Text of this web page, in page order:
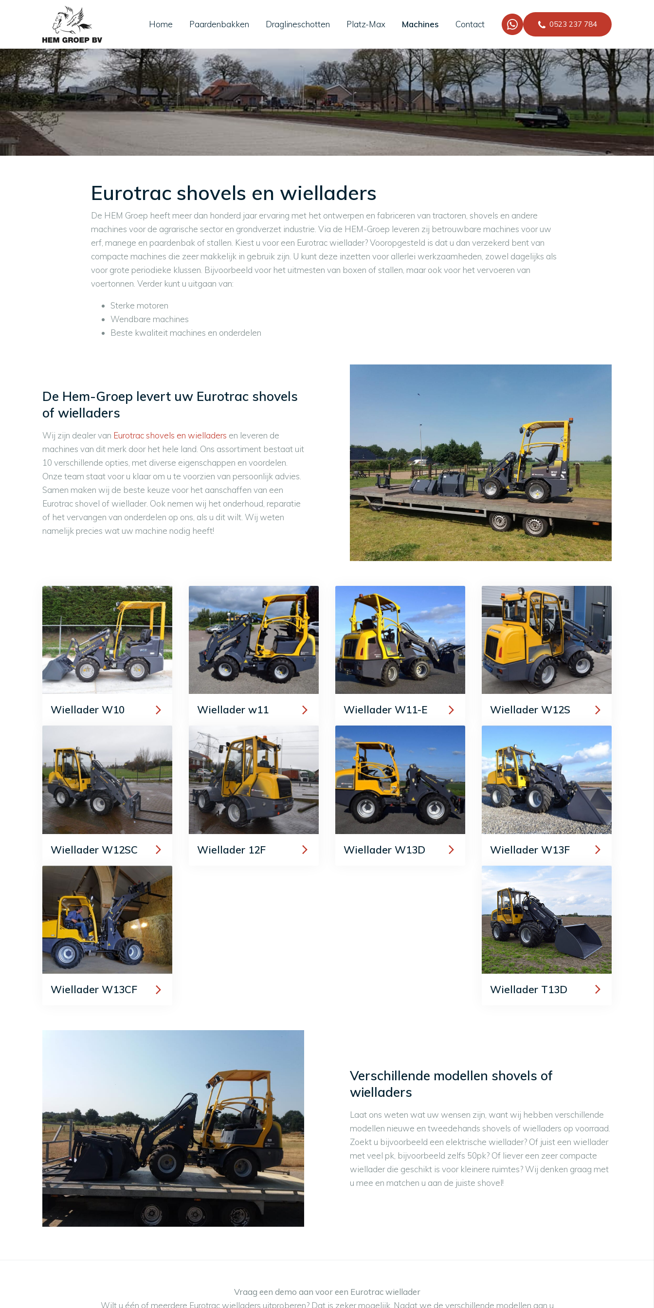
Home Paardenbakken Draglineschotten Platz-Max Machines Contact 0523 237 784
Eurotrac shovels en wielladers
De HEM Groep heeft meer dan honderd jaar ervaring met het ontwerpen en fabriceren van tractoren, shovels en andere
machines voor de agrarische sector en grondverzet industrie. Via de HEM-Groep leveren zij betrouwbare machines voor uw
erf, manege en paardenbak of stallen. Kiest u voor een Eurotrac wiellader? Vooropgesteld is dat u dan verzekerd bent van
compacte machines die zeer makkelijk in gebruik zijn. U kunt deze inzetten voor allerlei werkzaamheden, zowel dagelijks als
voor grote periodieke klussen. Bijvoorbeeld voor het uitmesten van boxen of stallen, maar ook voor het vervoeren van
voertonnen. Verder kunt u uitgaan van:
Sterke motoren
Wendbare machines
Beste kwaliteit machines en onderdelen
De Hem-Groep levert uw Eurotrac shovels
of wielladers
Wij zijn dealer van Eurotrac shovels en wielladers en leveren de
machines van dit merk door het hele land. Ons assortiment bestaat uit
10 verschillende opties, met diverse eigenschappen en voordelen.
Onze team staat voor u klaar om u te voorzien van persoonlijk advies.
Samen maken wij de beste keuze voor het aanschaffen van een
Eurotrac shovel of wiellader. Ook nemen wij het onderhoud, reparatie
of het vervangen van onderdelen op ons, als u dit wilt. Wij weten
namelijk precies wat uw machine nodig heeft!
Wiellader W10 Wiellader w11 Wiellader W11-E Wiellader W12S
Wiellader W12SC Wiellader 12F Wiellader W13D Wiellader W13F
Wiellader W13CF Wiellader T13D
Verschillende modellen shovels of
wielladers
Laat ons weten wat uw wensen zijn, want wij hebben verschillende
modellen nieuwe en tweedehands shovels of wielladers op voorraad.
Zoekt u bijvoorbeeld een elektrische wiellader? Of juist een wiellader
met veel pk, bijvoorbeeld zelfs 50pk? Of liever een zeer compacte
wiellader die geschikt is voor kleinere ruimtes? Wij denken graag met
u mee en matchen u aan de juiste shovel!
Vraag een demo aan voor een Eurotrac wiellader
Wilt u één of meerdere Eurotrac wielladers uitproberen? Dat is zeker mogelijk. Nadat we de verschillende modellen aan u